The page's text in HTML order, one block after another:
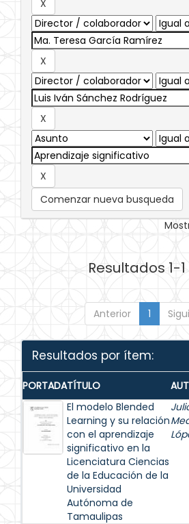
Comenzar nueva busqueda
Resultados 1-1
Anterior 1
Resultados por ítem:
PORTADATÍTULO
El modelo Blended
Learning y su relación
con el aprendizaje
significativo en la
Licenciatura Ciencias
de la Educación de la
Universidad
Autónoma de
Tamaulipas